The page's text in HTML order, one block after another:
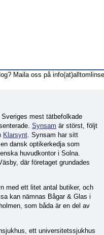
Maila oss på
mest tätbefolkade
Synsam är störst, följt
Klarsynt. Synsam har sitt
dansk optikerkedja som
huvudkontor i Solna.
där företaget grundades
med ett litet antal butiker, och
kan nämnas Bågar & Glas i
som båda är en del av
ett universitetssjukhus